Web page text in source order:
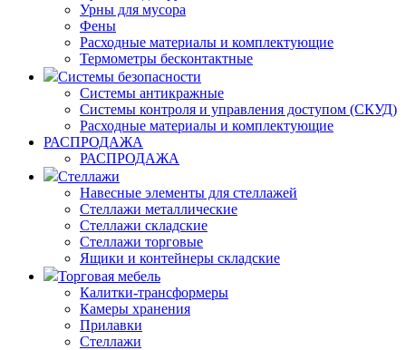
Урны для мусора
Фены
Расходные материалы и комплектующие
Термометры бесконтактные
Системы безопасности
Системы антикражные
Системы контроля и управления доступом (СКУД)
Расходные материалы и комплектующие
РАСПРОДАЖА
РАСПРОДАЖА
Стеллажи
Навесные элементы для стеллажей
Стеллажи металлические
Стеллажи складские
Стеллажи торговые
Ящики и контейнеры складские
Торговая мебель
Калитки-трансформеры
Камеры хранения
Прилавки
Стеллажи